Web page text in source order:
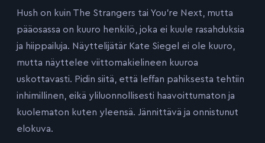
Hush on kuin The Strangers tai You’re Next, mutta
pääosassa on kuuro henkilö, joka ei kuule rasahduksia
ja hiippailuja. Näyttelijätär Kate Siegel ei ole kuuro,
mutta näyttelee viittomakielineen kuuroa
uskottavasti. Pidin siitä, että leffan pahiksesta tehtiin
inhimillinen, eikä yliluonnollisesti haavoittumaton ja
kuolematon kuten yleensä. Jännittävä ja onnistunut
elokuva.